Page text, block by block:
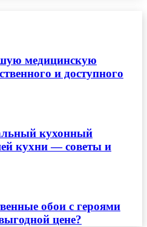
медицинскую
и доступного
кухонный
кухни — советы и
обои с героями
цене?